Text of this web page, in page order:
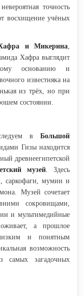
точность
восхищение учёных
и Микерина
Хафра выглядит
основанию и
известняка на
из трёх, но при
состоянии.
в Большой
Гизы находится
древнеегипетской
музей . Здесь
саркофаги, мумии и
Музей сочетает
сокровищами,
и мультимедийные
а прошлое
и понятным
возможность
самых загадочных